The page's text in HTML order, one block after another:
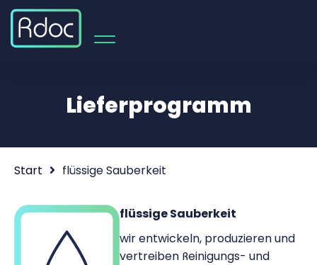
Lieferprogramm
Start flüssige Sauberkeit
flüssige Sauberkeit
wir entwickeln, produzieren und
vertreiben Reinigungs- und